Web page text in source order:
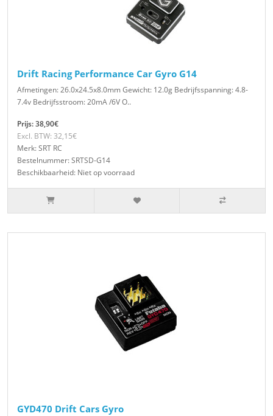
Drift Racing Performance Car Gyro G14
Afmetingen: 26.0x24.5x8.0mm Gewicht: 12.0g Bedrijfsspanning: 4.8-
7.4v Bedrijfsstroom: 20mA /6V O..
Prijs: 38,90€
Excl. BTW: 32,15€
Merk: SRT RC
Bestelnummer: SRTSD-G14
Beschikbaarheid: Niet op voorraad
GYD470 Drift Cars Gyro